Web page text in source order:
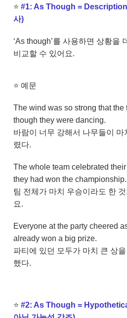
⭐ #1: As Though =
사)
‘As though’를 사용하면 상황을
비교할 수 있어요.
⭐ 예문
The wind was so strong that the
though they were dancing.
바람이 너무 강해서 나무들이
렸다.
The whole team celebrated
they had won the championship.
팀 전체가 마치 우승이라도 한
요.
Everyone at the party cheered
already won a big prize.
파티에 있던 모두가 마치 큰 상
했다.
⭐ #2: As Though =